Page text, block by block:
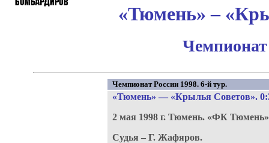
«Тюмень» –
Чемпионат
Чемпионат России 1998. 6-й тур.
«Тюмень» — «Крылья Советов».
2 мая 1998 г. Тюмень. «ФК
Судья – Г. Жафяров.